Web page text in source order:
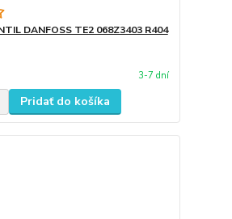
DANFOSS TE2 068Z3403 R404
3-7 dní
Pridať do košíka